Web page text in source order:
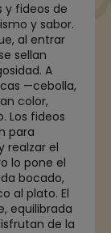
y fideos de
y sabor.
al entrar
sellan
A
—cebolla,
color,
Los fideos
para
realzar el
lo pone el
bocado,
al plato. El
equilibrada
de la